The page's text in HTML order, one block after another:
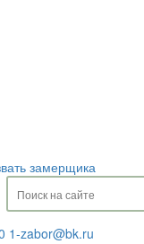
замерщика
1-zabor@bk.ru